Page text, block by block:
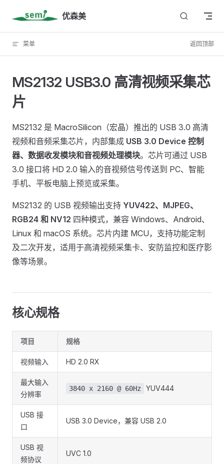
Skip to content 优森美
菜单 返回顶部
MS2132 USB3.0 高清视频采集芯
片
MS2132 是 MacroSilicon（宏晶）推出的 USB 3.0 高清
视频和音频采集芯片，内部集成 USB 3.0 Device 控制
器、数据收发模块和音视频处理模块。芯片可通过 USB
3.0 接口将 HD 2.0 输入的音视频信号传送到 PC、智能
手机、平板电脑上预览或采集。
MS2132 的 USB 视频输出支持 YUV422、MJPEG、
RGB24 和 NV12 四种模式，兼容 Windows、Android、
Linux 和 macOS 系统。芯片内建 MCU，支持功能定制
及二次开发，适用于高清视频采集卡、安防监控和医疗影
像等场景。
核心规格
项目 规格
视频输入 HD 2.0 RX
最大输入
分辨率
3840 x 2160 @ 60Hz YUV444
USB 接
口
USB 3.0 Device，兼容 USB 2.0
USB 视
频协议
UVC 1.0